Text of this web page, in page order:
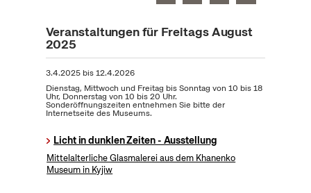
Veranstaltungen für Freitags August
2025
3.4.2025bis12.4.2026
Dienstag, Mittwoch und Freitag bis Sonntag von 10 bis 18
Uhr, Donnerstag von 10 bis 20 Uhr.
Sonderöffnungszeiten entnehmen Sie bitte der
Internetseite des Museums.
Licht in dunklen Zeiten - Ausstellung
Mittelalterliche Glasmalerei aus dem Khanenko
Museum in Kyjiw